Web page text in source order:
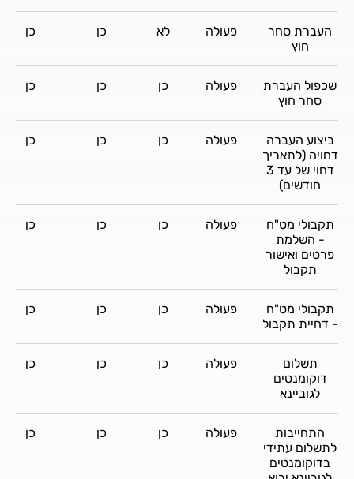
העברת סחר
חוץ
פעולה לא כן כן
שכפול העברת
סחר חוץ
פעולה כן כן כן
ביצוע העברה
דחויה (לתאריך
דחוי של עד 3
חודשים)
פעולה כן כן כן
תקבולי מט"ח
- השלמת
פרטים ואישור
תקבול
פעולה כן כן כן
תקבולי מט"ח
- דחיית תקבול
פעולה כן כן כן
תשלום
דוקומנטים
לגוביינא
פעולה כן כן כן
התחייבות
לתשלום עתידי
בדוקומנטים
פעולה כן כן כן